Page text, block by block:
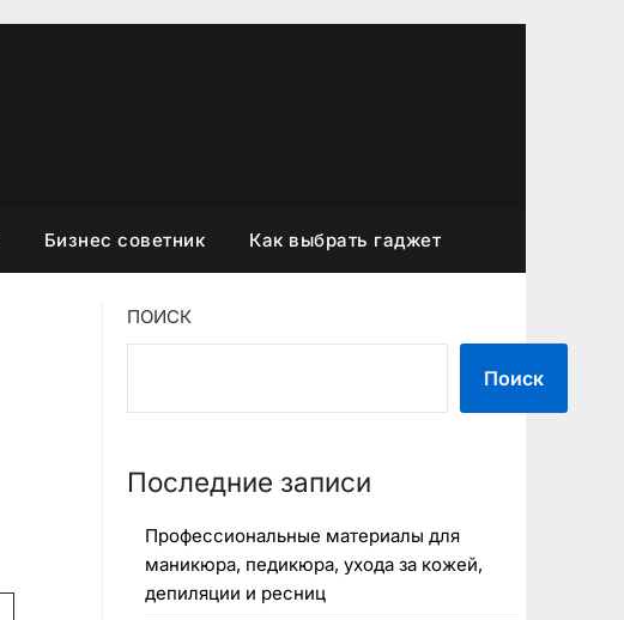
Бизнес советник Как выбрать гаджет
ПОИСК
Поиск
Последние записи
Профессиональные материалы для
маникюра, педикюра, ухода за кожей,
депиляции и ресниц